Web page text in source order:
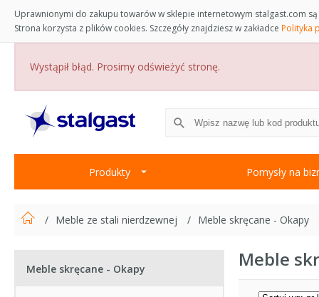
Uprawnionymi do zakupu towarów w sklepie internetowym stalgast.com
Strona korzysta z plików cookies. Szczegóły znajdziesz w zakładce Polityka
Wystąpił błąd. Prosimy odświeżyć stronę.
Produkty Pomysły na
Meble ze stali nierdzewnej Meble skręcane - Okapy
Meble skręcane - Okapy Meble